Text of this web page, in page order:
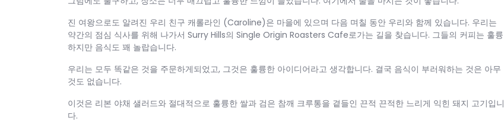
진 여왕으로도 알려진 우리 친구 캐롤라인 (Caroline)은 마을에 있으며 다음 며칠 동안 우리와 함께 있습니다. 우리는
약간의 점심 식사를 위해 나가서 Surry Hills의 Single Origin Roasters Cafe로가는 길을 찾습니다. 그들의 커피는 훌륭
하지만 음식도 꽤 놀랍습니다.
우리는 모두 똑같은 것을 주문하게되었고, 그것은 훌륭한 아이디어라고 생각합니다. 결국 음식이 부러워하는 것은 아무
것도 없습니다.
이것은 리본 야채 샐러드와 절대적으로 훌륭한 쌀과 검은 참깨 크루통을 곁들인 끈적 끈적한 느리게 익힌 돼지 고기입니
다.